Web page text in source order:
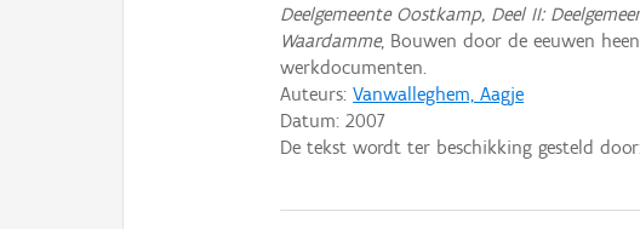
Deelgemeente Oostkamp, Deel II:
Waardamme, Bouwen door de eeuwen
werkdocumenten.
Auteurs:Vanwalleghem, Aagje
Datum:2007
De tekst wordt ter beschikking gesteld